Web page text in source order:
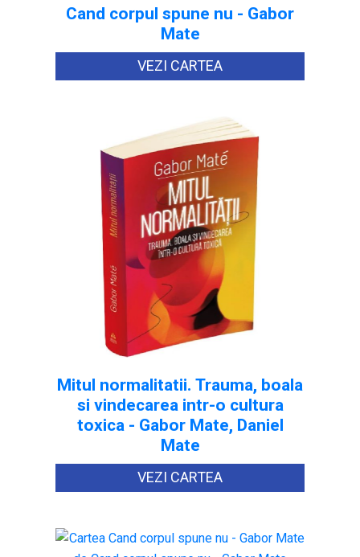
Cand corpul spune nu - Gabor
Mate
VEZI CARTEA
Mitul normalitatii. Trauma, boala
si vindecarea intr-o cultura
toxica - Gabor Mate, Daniel
Mate
VEZI CARTEA